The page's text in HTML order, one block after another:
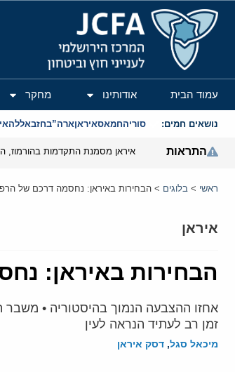
המרכז הירושלמי לענייני חוץ
עמוד הבית אודותינו מחקר
נושאים חמים: סוריהחמאסאיראןארה”בחזבאללה
התראות איראן מסמנת התקדמות בהורמוז,
ראשי > בלוגים > הבחירות באיראן: נחסמה דרכם של
איראן
הבחירות באיראן:
אחזו ההצבעה הנמוך בהיסטוריה • משבר
זמן רב לעתיד הנראה לעין
מיכאל סגל, דסק איראן